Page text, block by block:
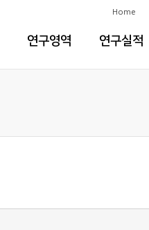
Home
연구영역 연구실적